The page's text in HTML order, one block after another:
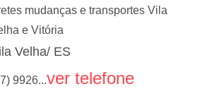
mudanças e transportes Vila
e Vitória
Velha/ ES
9926...ver telefone